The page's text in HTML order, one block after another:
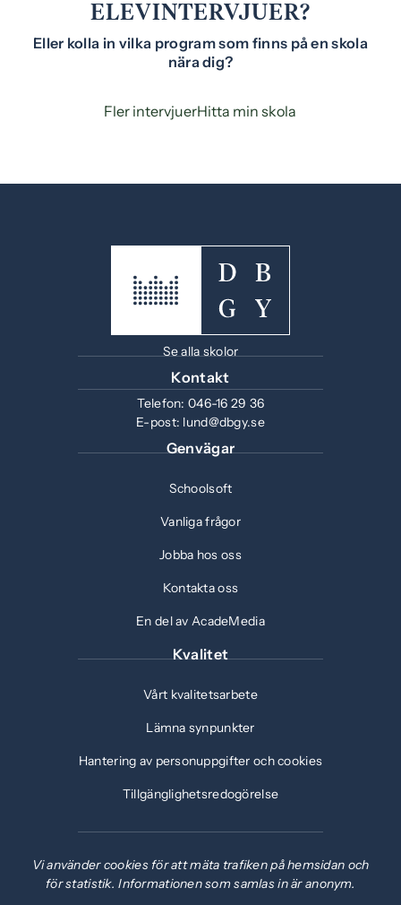
ELEVINTERVJUER?
Eller kolla in vilka program som finns på en skola
nära dig?
Fler intervjuerHitta min skola
Se alla skolor
Kontakt
Telefon:046-16 29 36
E-post: lund@dbgy.se
Genvägar
Schoolsoft
Vanliga frågor
Jobba hos oss
Kontakta oss
En del av AcadeMedia
Kvalitet
Vårt kvalitetsarbete
Lämna synpunkter
Hantering av personuppgifter och cookies
Tillgänglighetsredogörelse
Vi använder cookies för att mäta trafiken på hemsidan och
för statistik. Informationen som samlas in är anonym.